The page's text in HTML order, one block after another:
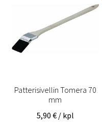
Patterisivellin Tomera 70
mm
5,90 € / kpl